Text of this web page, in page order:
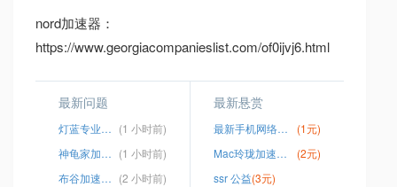
nord加速器：
https://www.georgiacompanieslist.com/of0ijvj6.html
最新问题
灯蓝专业版免费 安卓 (1 小时前)
神龟家加速器 (1 小时前)
布谷加速器手机版下载 (2 小时前)
最新悬赏
最新手机网络加速器永久免费版
(1元)
Mac玲珑加速器破解版
(2元)
ssr 公益(3元)